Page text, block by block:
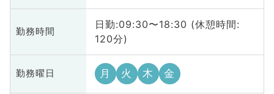
勤務時間
日勤:09:30〜18:30 (休憩時間:
120分)
勤務曜日 月 火 木 金